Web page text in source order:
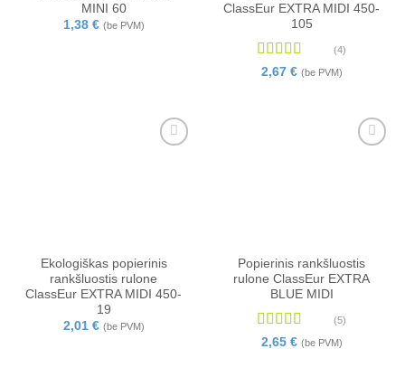
MINI 60
1,38 € (be PVM)
ClassEur EXTRA MIDI 450-
105
Įvertinimas:
(4)
2,67 € (be PVM)
Ekologiškas popierinis
rankšluostis rulone
ClassEur EXTRA MIDI 450-
19
2,01 € (be PVM)
Popierinis rankšluostis
rulone ClassEur EXTRA
BLUE MIDI
Įvertinimas:
(5)
2,65 € (be PVM)